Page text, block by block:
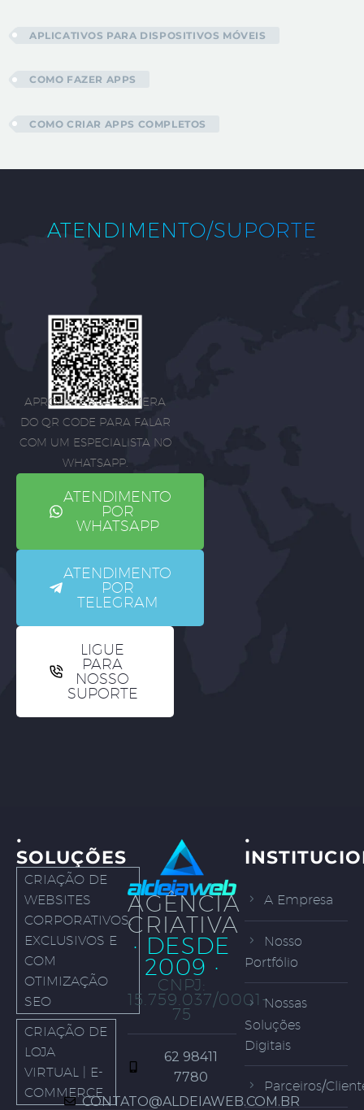
APLICATIVOS PARA DISPOSITIVOS MÓVEIS
COMO FAZER APPS
COMO CRIAR APPS COMPLETOS
ATENDIMENTO/SUPORTE
APROXIME SUA CÂMERA
DO QR CODE PARA FALAR
COM UM ESPECIALISTA NO
WHATSAPP.
ATENDIMENTO
POR
WHATSAPP
ATENDIMENTO
POR
TELEGRAM
LIGUE
PARA
NOSSO
SUPORTE
·
SOLUÇÕES
CRIAÇÃO DE
WEBSITES
CORPORATIVOS,
EXCLUSIVOS E
COM
OTIMIZAÇÃO
SEO
CRIAÇÃO DE
LOJA
VIRTUAL | E-
COMMERCE
AGÊNCIA
CRIATIVA
· DESDE
2009 ·
CNPJ:
15.759.037/0001-
75
62 98411
7780
CONTATO@ALDEIAWEB.COM.BR
·
A Empresa
Nosso
Portfólio
Nossas
Soluções
Digitais
Parceiros/